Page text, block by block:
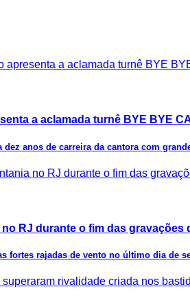
a aclamada turnê BYE BYE
dez anos de carreira da cantora com
RJ durante o fim das gravações
fortes rajadas de vento no último dia de